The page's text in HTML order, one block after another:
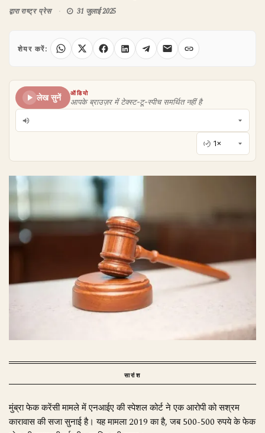
द्वाराराष्ट्र प्रेस 31 जुलाई 2025
शेयर करें:
लेख सुनें
ऑडियो
आपके ब्राउज़र में टेक्स्ट-टू-स्पीच समर्थित नहीं है
सारांश
मुंब्रा फेक करेंसी मामले में एनआईए की स्पेशल कोर्ट ने एक आरोपी को सश्रम
कारावास की सजा सुनाई है। यह मामला 2019 का है, जब 500-500 रुपये के फेक